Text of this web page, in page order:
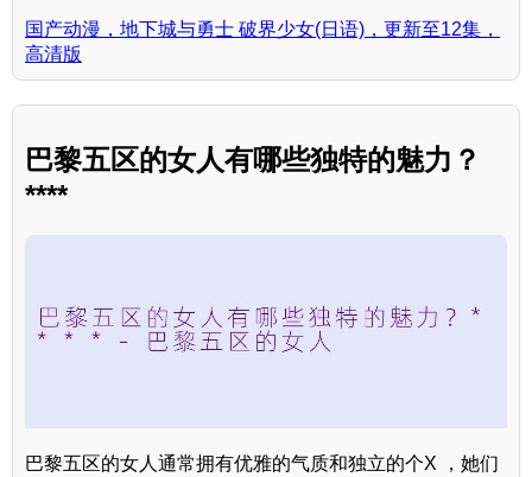
国产动漫，地下城与勇士 破界少女(日语)，更新至12集，
高清版
巴黎五区的女人有哪些独特的魅力？
****
巴黎五区的女人通常拥有优雅的气质和独立的个X ，她们